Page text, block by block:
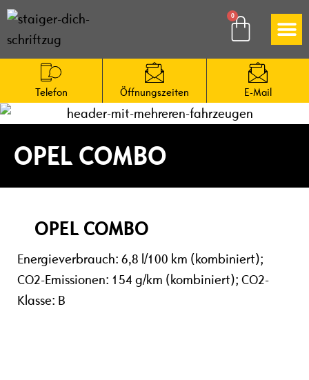
Telefon Öffnungs­zeiten E-Mail
OPEL COMBO
OPEL COMBO
Energieverbrauch: 6,8 l/100 km (kombiniert);
CO2-Emissionen: 154 g/km (kombiniert); CO2-
Klasse: B